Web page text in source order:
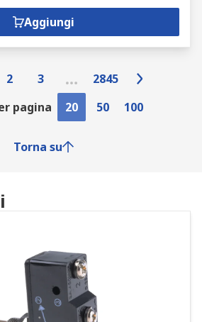
Aggiungi
2 3
2845
pagina
20 50 100
Torna su